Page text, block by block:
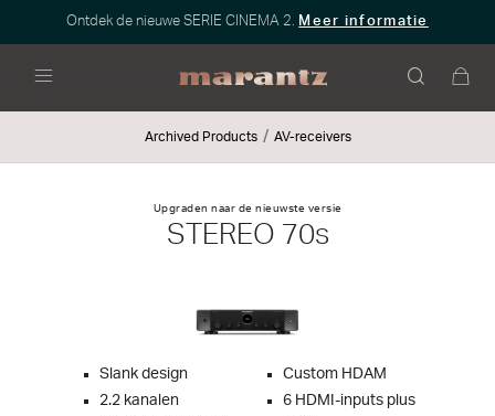
Ontdek de nieuwe SERIE CINEMA 2. Meer informatie
Archived Products AV-receivers
Upgraden naar de nieuwste versie
STEREO 70s
Slank design
2.2 kanalen
Custom HDAM
6 HDMI-inputs plus